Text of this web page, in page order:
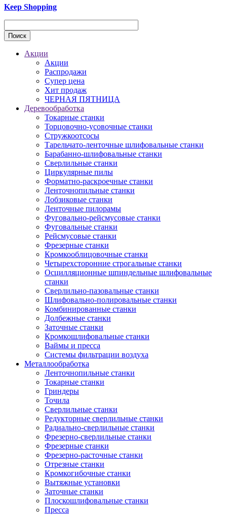
Keep Shopping
Акции
Акции
Распродажи
Супер цена
Хит продаж
ЧЕРНАЯ ПЯТНИЦА
Деревообработка
Токарные станки
Торцовочно-усовочные станки
Стружкоотсосы
Тарельчато-ленточные шлифовальные станки
Барабанно-шлифовальные станки
Сверлильные станки
Циркулярные пилы
Форматно-раскроечные станки
Ленточнопильные станки
Лобзиковые станки
Ленточные пилорамы
Фуговально-рейсмусовые станки
Фуговальные станки
Рейсмусовые станки
Фрезерные станки
Кромкооблицовочные станки
Четырехсторонние строгальные станки
Осцилляционные шпиндельные шлифовальные
станки
Сверлильно-пазовальные станки
Шлифовально-полировальные станки
Комбинированные станки
Долбежные станки
Заточные станки
Кромкошлифовальные станки
Ваймы и пресса
Системы фильтрации воздуха
Металлообработка
Ленточнопильные станки
Токарные станки
Гриндеры
Точила
Сверлильные станки
Редукторные сверлильные станки
Радиально-сверлильные станки
Фрезерно-сверлильные станки
Фрезерные станки
Фрезерно-расточные станки
Отрезные станки
Кромкогибочные станки
Вытяжные установки
Заточные станки
Плоскошлифовальные станки
Пресса